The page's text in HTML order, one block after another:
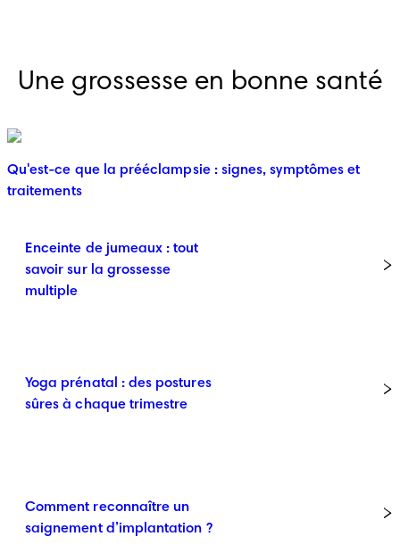
Une grossesse en bonne santé
Qu'est-ce que la prééclampsie : signes, symptômes et
traitements
Enceinte de jumeaux : tout
savoir sur la grossesse
multiple
Yoga prénatal : des postures
sûres à chaque trimestre
Comment reconnaître un
saignement d’implantation ?